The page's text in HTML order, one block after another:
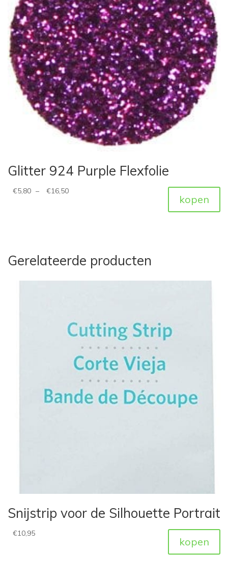
Glitter 924 Purple Flexfolie
€5,80 – €16,50
kopen
Gerelateerde producten
Snijstrip voor de Silhouette Portrait
€10,95
kopen